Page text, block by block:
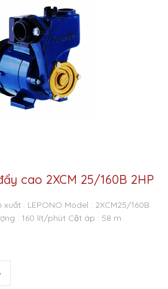
cao 2XCM 25/160B 2HP
xuất : LEPONO Model : 2XCM25/160B
: 160 lít/phút Cột áp : 58 m